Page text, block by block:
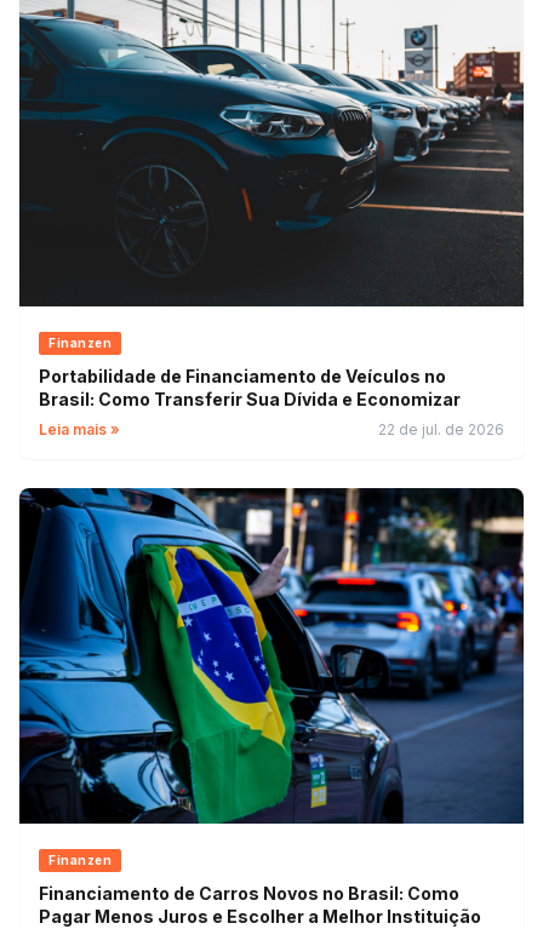
Finanzen
Portabilidade de Financiamento de Veículos no
Brasil: Como Transferir Sua Dívida e Economizar
Leia mais » 22 de jul. de 2026
Finanzen
Financiamento de Carros Novos no Brasil: Como
Pagar Menos Juros e Escolher a Melhor Instituição